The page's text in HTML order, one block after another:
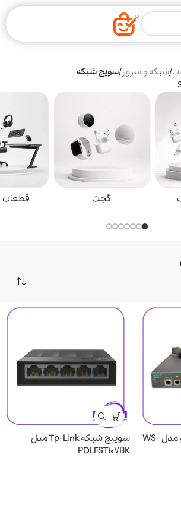
/شبکه و سرور /سویچ شبکه
گجت قطعات
سوئیچ 8 پورت سیسکو مدل WS-
سوییچ شبکه Tp-Link مدل
PDLFST107BK